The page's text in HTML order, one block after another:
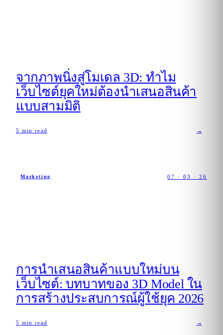
จากภาพนิ่งสู่โมเดล 3D: ทำไม
เว็บไซต์ยุคใหม่ต้องนำเสนอสินค้า
แบบสามมิติ
5 min read →
Marketing 07 · 03 · 26
การนำเสนอสินค้าแบบใหม่บน
เว็บไซต์: บทบาทของ 3D Model ใน
การสร้างประสบการณ์ผู้ใช้ยุค 2026
5 min read →